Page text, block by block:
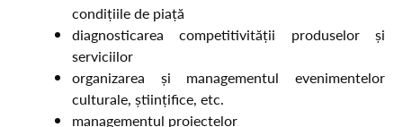
condițiile de piață
diagnosticarea competitivității produselor și
serviciilor
organizarea și managementul evenimentelor
culturale, științifice, etc.
managementul proiectelor